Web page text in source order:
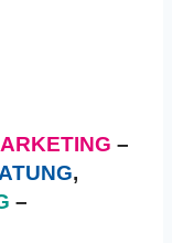
–
,
–